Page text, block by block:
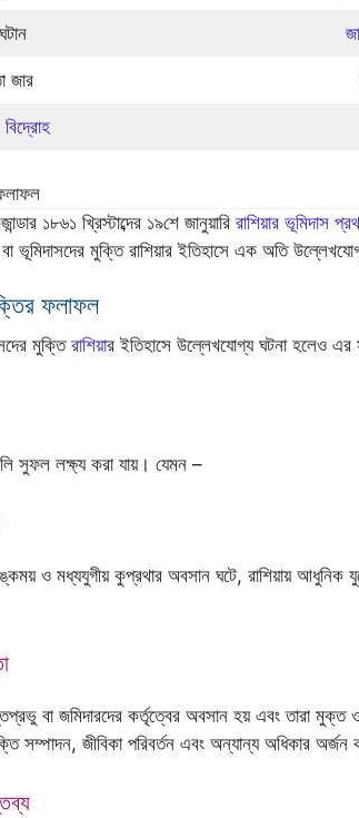
জার
বিদ্রোহ
১৮৬১ খ্রিস্টাব্দের ১৯শে জানুয়ারি রাশিয়ার ভূমিদাস
ভূমিদাসদের মুক্তি রাশিয়ার ইতিহাসে এক অতি
ফলাফল
মুক্তি রাশিয়ার ইতিহাসে উল্লেখযোগ্য ঘটনা হলেও
সুফল লক্ষ্য করা যায়। যেমন –
ও মধ্যযুগীয় কুপ্রথার অবসান ঘটে, রাশিয়ায় আধুনিক
বা জমিদারদের কর্তৃত্বের অবসান হয় এবং তারা মুক্ত
সম্পাদন, জীবিকা পরিবর্তন এবং অন্যান্য অধিকার অর্জন